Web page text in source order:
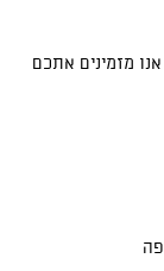
אנו מזמינים אתכם